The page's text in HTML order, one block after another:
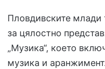
Пловдивските млади
за цялостно
„Музика“, което
музика и